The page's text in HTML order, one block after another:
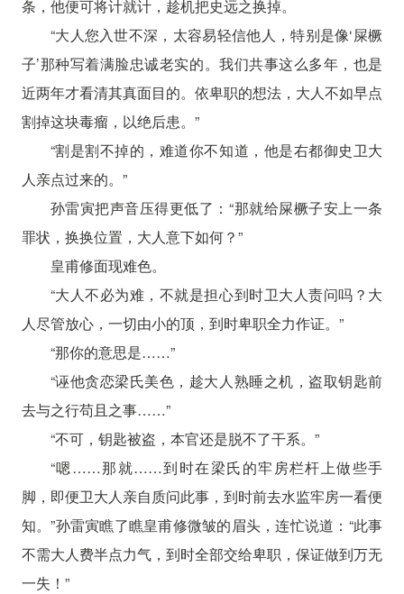
条，他便可将计就计，趁机把史远之换掉。
“大人您入世不深，太容易轻信他人，特别是像‘屎橛
子’那种写着满脸忠诚老实的。我们共事这么多年，也是
近两年才看清其真面目的。依卑职的想法，大人不如早点
割掉这块毒瘤，以绝后患。”
“割是割不掉的，难道你不知道，他是右都御史卫大
人亲点过来的。”
孙雷寅把声音压得更低了：“那就给屎橛子安上一条
罪状，换换位置，大人意下如何？”
皇甫修面现难色。
“大人不必为难，不就是担心到时卫大人责问吗？大
人尽管放心，一切由小的顶，到时卑职全力作证。”
“那你的意思是……”
“诬他贪恋梁氏美色，趁大人熟睡之机，盗取钥匙前
去与之行苟且之事……”
“不可，钥匙被盗，本官还是脱不了干系。”
“嗯……那就……到时在梁氏的牢房栏杆上做些手
脚，即便卫大人亲自质问此事，到时前去水监牢房一看便
知。”孙雷寅瞧了瞧皇甫修微皱的眉头，连忙说道：“此事
不需大人费半点力气，到时全部交给卑职，保证做到万无
一失！”